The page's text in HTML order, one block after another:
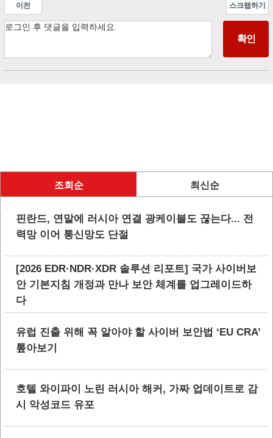
이전 스크랩하기
조회순 최신순
핀란드, 연말에 러시아 연결 광케이블도 끊는다... 전
력망 이어 통신망도 단절
[2026 EDR·NDR·XDR 솔루션 리포트] 국가 사이버보
안 기본지침 개정과 만나 보안 체계를 업그레이드하
다
유럽 진출 위해 꼭 알아야 할 사이버 보안법 ‘EU CRA’
톺아보기
호텔 와이파이 노린 러시아 해커, 가짜 업데이트로 감
시 악성코드 유포